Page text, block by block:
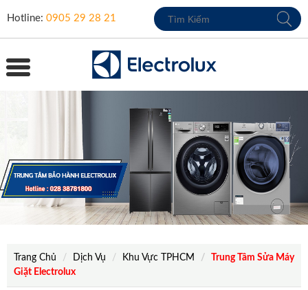
Hotline: 0905 29 28 21
Trang Chủ Dịch Vụ Khu Vực TPHCM
Trung Tâm Sửa Máy
Giặt Electrolux